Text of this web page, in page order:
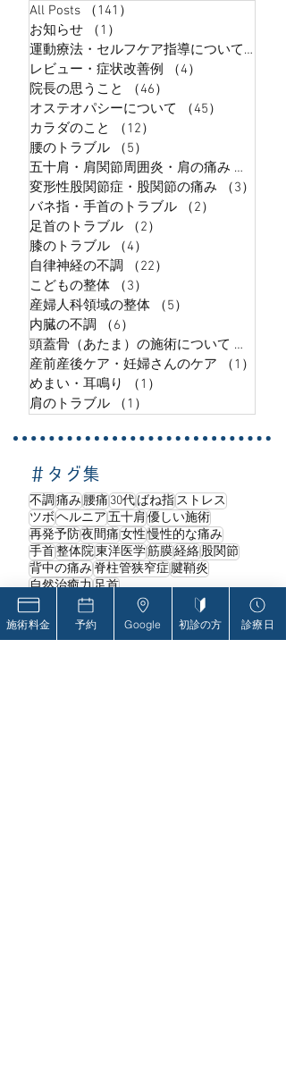
ものが二重に見える、視野が狭い ④歩行困難: ま
っ直ぐ歩けない、立てない ⑤激しい頭痛: これまで
に経験したことがない強い痛み ⑥意識の低下: ぼ
っとする、意識が遠のく ⑦激しい嘔吐: 何度も吐
てしまう ⑧高熱: 熱を伴うめまい しかし——。...
All Posts （141）
お知らせ
（1）
運動療法・セルフケア指導について（9）
レビュー・症状改善例
（4）
院長の思うこと
（46）
オステオパシーについて
（45）
カラダのこと
（12）
腰のトラブル
（5）
五十肩・肩関節周囲炎・肩の痛み （5）
変形性股関節症・股関節の痛み
（3）
バネ指・手首のトラブル
（2）
足首のトラブル
（2）
膝のトラブル
（4）
自律神経の不調
（22）
こどもの整体
（3）
産婦人科領域の整体
（5）
内臓の不調
（6）
頭蓋骨（あたま）の施術について （5）
産前産後ケア・妊婦さんのケア
（1）
めまい・耳鳴り
（1）
肩のトラブル
（1）
＃タグ集
不調痛み腰痛 30代ばね指ストレス
ツボヘルニア五十肩優しい施術
再発予防夜間痛女性慢性的な痛み
手首整体院東洋医学筋膜経絡股関節
背中の痛み脊柱管狭窄症腱鞘炎
自然治癒力足首
施術料金 予約 Google 初診の方 診療日